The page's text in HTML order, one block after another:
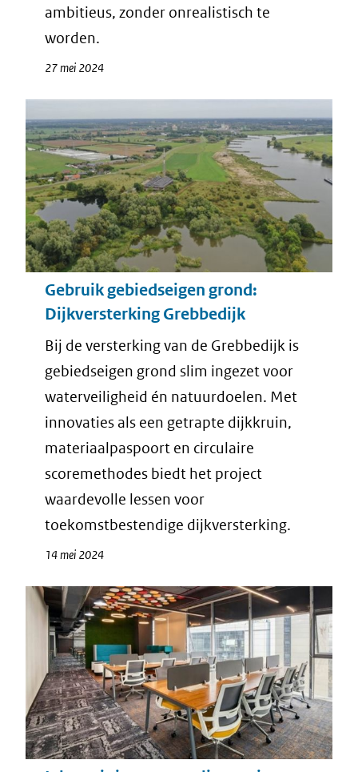
ambitieus, zonder onrealistisch te
worden.
27 mei 2024
Gebruik gebiedseigen grond:
Dijkversterking Grebbedijk
Bij de versterking van de Grebbedijk is
gebiedseigen grond slim ingezet voor
waterveiligheid én natuurdoelen. Met
innovaties als een getrapte dijkkruin,
materiaalpaspoort en circulaire
scoremethodes biedt het project
waardevolle lessen voor
toekomstbestendige dijkversterking.
14 mei 2024